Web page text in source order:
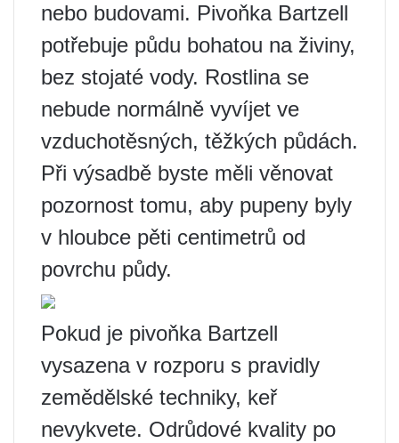
nebo budovami. Pivoňka Bartzell
potřebuje půdu bohatou na živiny,
bez stojaté vody. Rostlina se
nebude normálně vyvíjet ve
vzduchotěsných, těžkých půdách.
Při výsadbě byste měli věnovat
pozornost tomu, aby pupeny byly
v hloubce pěti centimetrů od
povrchu půdy.
Pokud je pivoňka Bartzell
vysazena v rozporu s pravidly
zemědělské techniky, keř
nevykvete. Odrůdové kvality po